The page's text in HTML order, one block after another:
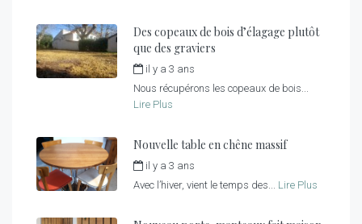
Des copeaux de bois d’élagage plutôt
que des graviers
il y a 3 ans
Nous récupérons les copeaux de bois...
Lire Plus
Nouvelle table en chêne massif
il y a 3 ans
Avec l’hiver, vient le temps des... Lire Plus